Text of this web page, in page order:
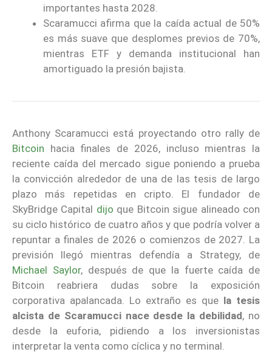
importantes hasta 2028.
Scaramucci afirma que la caída actual de 50%
es más suave que desplomes previos de 70%,
mientras ETF y demanda institucional han
amortiguado la presión bajista.
Anthony Scaramucci está proyectando otro rally de
Bitcoin hacia finales de 2026, incluso mientras la
reciente caída del mercado sigue poniendo a prueba
la convicción alrededor de una de las tesis de largo
plazo más repetidas en cripto. El fundador de
SkyBridge Capital dijo que Bitcoin sigue alineado con
su ciclo histórico de cuatro años y que podría volver a
repuntar a finales de 2026 o comienzos de 2027. La
previsión llegó mientras defendía a Strategy, de
Michael Saylor, después de que la fuerte caída de
Bitcoin reabriera dudas sobre la exposición
corporativa apalancada. Lo extraño es que la tesis
alcista de Scaramucci nace desde la debilidad, no
desde la euforia, pidiendo a los inversionistas
interpretar la venta como cíclica y no terminal.